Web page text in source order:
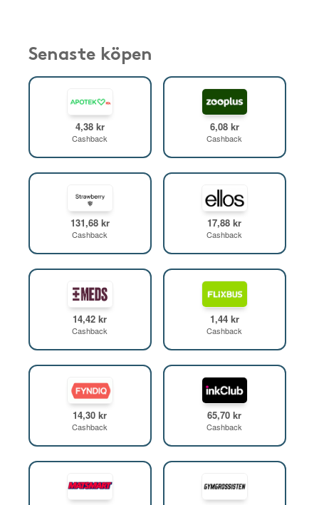
Senaste köpen
4,38 kr
Cashback
6,08 kr
Cashback
131,68 kr
Cashback
17,88 kr
Cashback
14,42 kr
Cashback
1,44 kr
Cashback
14,30 kr
Cashback
65,70 kr
Cashback